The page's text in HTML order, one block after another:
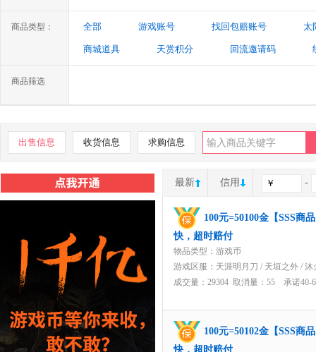
商品类型： 全部 游戏账号 找回包赔账号 太
商城道具 天赏积分 回流邀请码
商品筛选
出售信息 收货信息 求购信息
最新 信用 -
100元=50100金【SSS商
快，超时赔付
物品类型：游戏币
游戏区服： 天涯明月刀 / 天垣之外 / 沐
成交量：29304 取消量：55 承诺40-
100元=50102金【SSS商
快，超时赔付